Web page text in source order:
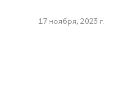
17 ноября, 2023 г.